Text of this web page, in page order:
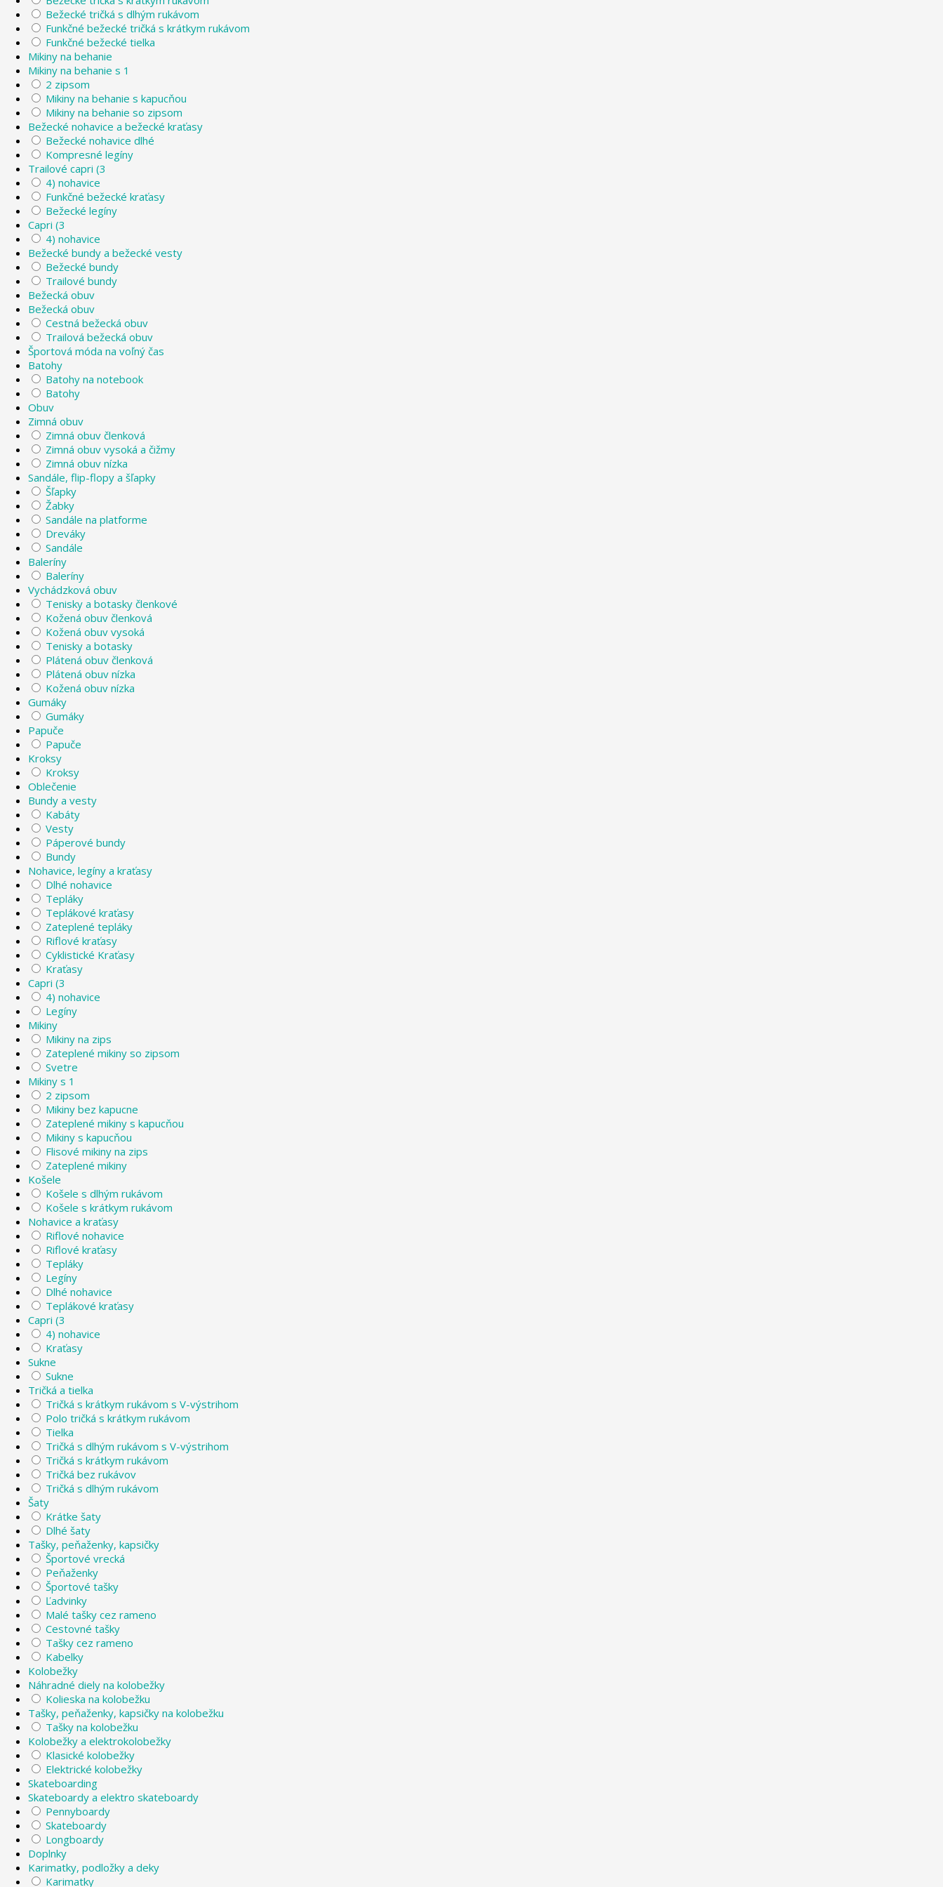
Bežecké tričká s dlhým rukávom
Funkčné bežecké tričká s krátkym rukávom
Funkčné bežecké tielka
Mikiny na behanie
Mikiny na behanie s 1
2 zipsom
Mikiny na behanie s kapucňou
Mikiny na behanie so zipsom
Bežecké nohavice a bežecké kraťasy
Bežecké nohavice dlhé
Kompresné legíny
Trailové capri (3
4) nohavice
Funkčné bežecké kraťasy
Bežecké legíny
Capri (3
4) nohavice
Bežecké bundy a bežecké vesty
Bežecké bundy
Trailové bundy
Bežecká obuv
Bežecká obuv
Cestná bežecká obuv
Trailová bežecká obuv
Športová móda na voľný čas
Batohy
Batohy na notebook
Batohy
Obuv
Zimná obuv
Zimná obuv členková
Zimná obuv vysoká a čižmy
Zimná obuv nízka
Sandále, flip-flopy a šľapky
Šľapky
Žabky
Sandále na platforme
Dreváky
Sandále
Baleríny
Baleríny
Vychádzková obuv
Tenisky a botasky členkové
Kožená obuv členková
Kožená obuv vysoká
Tenisky a botasky
Plátená obuv členková
Plátená obuv nízka
Kožená obuv nízka
Gumáky
Gumáky
Papuče
Papuče
Kroksy
Kroksy
Oblečenie
Bundy a vesty
Kabáty
Vesty
Páperové bundy
Bundy
Nohavice, legíny a kraťasy
Dlhé nohavice
Tepláky
Teplákové kraťasy
Zateplené tepláky
Riflové kraťasy
Cyklistické Kraťasy
Kraťasy
Capri (3
4) nohavice
Legíny
Mikiny
Mikiny na zips
Zateplené mikiny so zipsom
Svetre
Mikiny s 1
2 zipsom
Mikiny bez kapucne
Zateplené mikiny s kapucňou
Mikiny s kapucňou
Flisové mikiny na zips
Zateplené mikiny
Košele
Košele s dlhým rukávom
Košele s krátkym rukávom
Nohavice a kraťasy
Riflové nohavice
Riflové kraťasy
Tepláky
Legíny
Dlhé nohavice
Teplákové kraťasy
Capri (3
4) nohavice
Kraťasy
Sukne
Sukne
Tričká a tielka
Tričká s krátkym rukávom s V-výstrihom
Polo tričká s krátkym rukávom
Tielka
Tričká s dlhým rukávom s V-výstrihom
Tričká s krátkym rukávom
Tričká bez rukávov
Tričká s dlhým rukávom
Šaty
Krátke šaty
Dlhé šaty
Tašky, peňaženky, kapsičky
Športové vrecká
Peňaženky
Športové tašky
Ľadvinky
Malé tašky cez rameno
Cestovné tašky
Tašky cez rameno
Kabelky
Kolobežky
Náhradné diely na kolobežky
Kolieska na kolobežku
Tašky, peňaženky, kapsičky na kolobežku
Tašky na kolobežku
Kolobežky a elektrokolobežky
Klasické kolobežky
Elektrické kolobežky
Skateboarding
Skateboardy a elektro skateboardy
Pennyboardy
Skateboardy
Longboardy
Doplnky
Karimatky, podložky a deky
Karimatky